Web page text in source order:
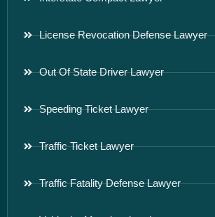
License Revocation Defense Lawyer
Out Of State Driver Lawyer
Speeding Ticket Lawyer
Traffic Ticket Lawyer
Traffic Fatality Defense Lawyer